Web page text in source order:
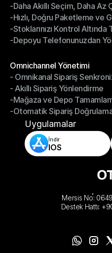
Depo Yönetimi
-Daha Akıllı Seçim, Daha Az
-Daha Akıllı Seçim, Daha Az
-Hızlı, Doğru Paketleme ve
-Hızlı, Doğru Paketleme ve
-Stoklarınızı Kontrol Altında
-Stoklarınızı Kontrol Altında
-Depoyu Telefonunuzdan
Omnichannel Yönetimi
Omnichannel Yönetimi
- Omnikanal Sipariş
- Omnikanal Sipariş
- Akıllı Sipariş Yönlendirme
- Akıllı Sipariş Yönlendirme
-Mağaza ve Depo
-Mağaza ve Depo
-Otomatik Sipariş
-Otomatik Sipariş
Uygulamalar
İndir
IOS
Mersis No:
Destek Hattı: